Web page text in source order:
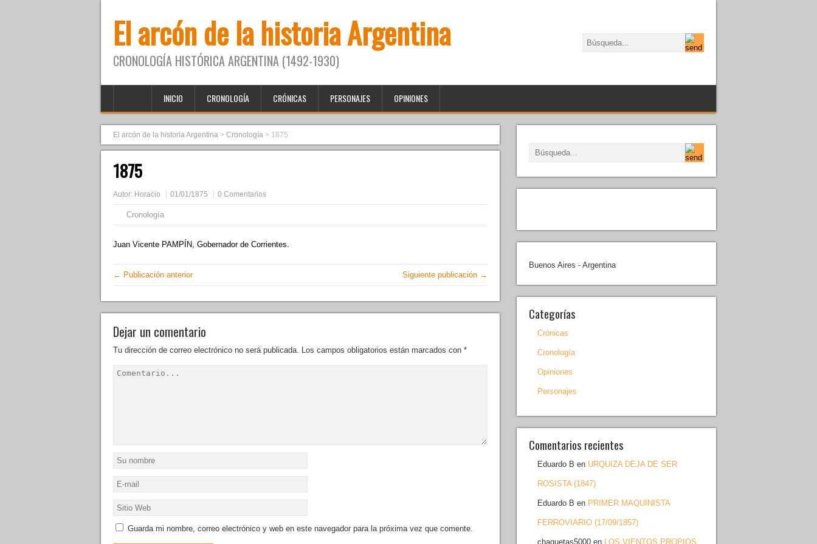
El arcón de la historia Argentina
CRONOLOGÍA HISTÓRICA ARGENTINA (1492-1930)
INICIO CRONOLOGÍA CRÓNICAS PERSONAJES OPINIONES
El arcón de la historia Argentina > Cronología > 1875
1875
Autor: Horacio 01/01/1875 0 Comentarios
Cronología
Juan Vicente PAMPÍN, Gobernador de Corrientes.
← Publicación anterior Siguiente publicación →
Dejar un comentario
Tu dirección de correo electrónico no será publicada. Los campos obligatorios están marcados con *
Guarda mi nombre, correo electrónico y web en este navegador para la próxima vez que comente.
Buenos Aires - Argentina
Categorías
Crónicas
Cronología
Opiniones
Personajes
Comentarios recientes
Eduardo B en URQUIZA DEJA DE SER
ROSISTA (1847)
Eduardo B en PRIMER MAQUINISTA
FERROVIARIO (17/09/1857)
chaquetas5000 en LOS VIENTOS PROPIOS